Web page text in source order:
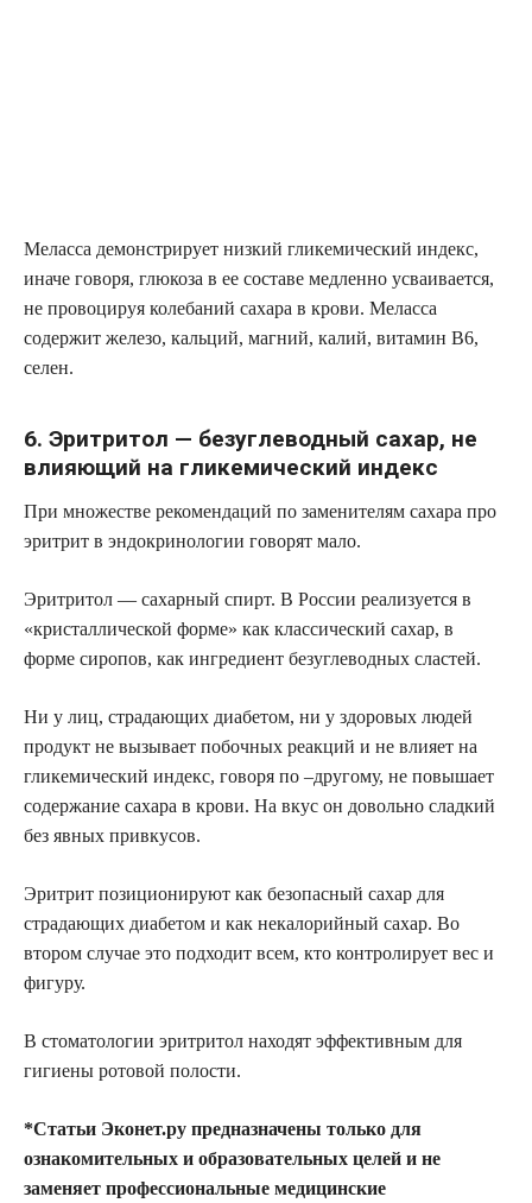
Меласса демонстрирует низкий гликемический индекс,
иначе говоря, глюкоза в ее составе медленно усваивается,
не провоцируя колебаний сахара в крови. Меласса
содержит железо, кальций, магний, калий, витамин В6,
селен.
6. Эритритол — безуглеводный сахар, не
влияющий на гликемический индекс
При множестве рекомендаций по заменителям сахара про
эритрит в эндокринологии говорят мало.
Эритритол — сахарный спирт. В России реализуется в
«кристаллической форме» как классический сахар, в
форме сиропов, как ингредиент безуглеводных сластей.
Ни у лиц, страдающих диабетом, ни у здоровых людей
продукт не вызывает побочных реакций и не влияет на
гликемический индекс, говоря по –другому, не повышает
содержание сахара в крови. На вкус он довольно сладкий
без явных привкусов.
Эритрит позиционируют как безопасный сахар для
страдающих диабетом и как некалорийный сахар. Во
втором случае это подходит всем, кто контролирует вес и
фигуру.
В стоматологии эритритол находят эффективным для
гигиены ротовой полости.
*Статьи Эконет.ру предназначены только для
ознакомительных и образовательных целей и не
заменяет профессиональные медицинские